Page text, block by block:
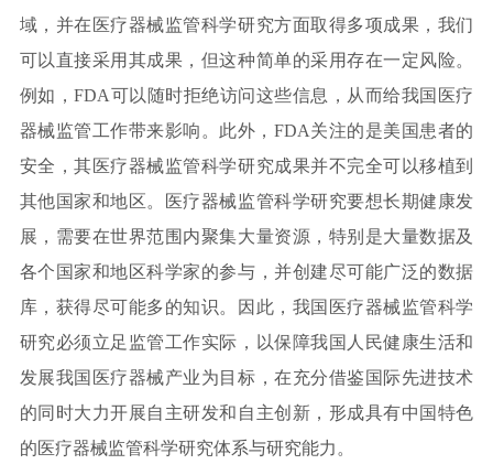
域，并在医疗器械监管科学研究方面取得多项成果，我们
可以直接采用其成果，但这种简单的采用存在一定风险。
例如，FDA可以随时拒绝访问这些信息，从而给我国医疗
器械监管工作带来影响。此外，FDA关注的是美国患者的
安全，其医疗器械监管科学研究成果并不完全可以移植到
其他国家和地区。医疗器械监管科学研究要想长期健康发
展，需要在世界范围内聚集大量资源，特别是大量数据及
各个国家和地区科学家的参与，并创建尽可能广泛的数据
库，获得尽可能多的知识。因此，我国医疗器械监管科学
研究必须立足监管工作实际，以保障我国人民健康生活和
发展我国医疗器械产业为目标，在充分借鉴国际先进技术
的同时大力开展自主研发和自主创新，形成具有中国特色
的医疗器械监管科学研究体系与研究能力。